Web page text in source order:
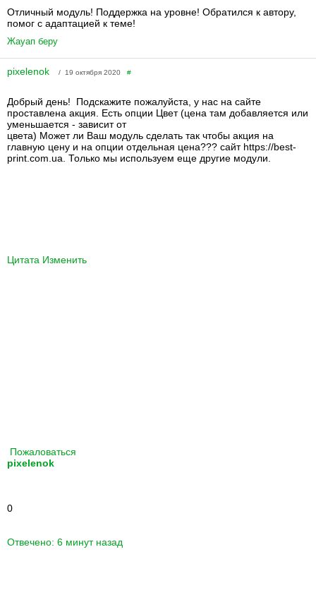
Отличный модуль! Поддержка на уровне! Обратился к автору,
помог с адаптацией к теме!
Жауап беру
pixelenok / 19 октября 2020 #
Добрый день! Подскажите пожалуйста, у нас на сайте
проставлена акция. Есть опции Цвет (цена там добавляется или
уменьшается - зависит от
цвета) Может ли Ваш модуль сделать так чтобы акция на
главную цену и на опции отдельная цена??? сайт https://best-
print.com.ua. Только мы используем еще другие модули.
Цитата Изменить
Пожаловаться
pixelenok
0
Отвечено: 6 минут назад